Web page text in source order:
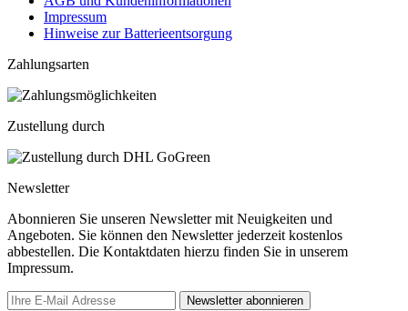
Impressum
Hinweise zur Batterieentsorgung
Zahlungsarten
Zustellung durch
Newsletter
Abonnieren Sie unseren Newsletter mit Neuigkeiten und
Angeboten. Sie können den Newsletter jederzeit kostenlos
abbestellen. Die Kontaktdaten hierzu finden Sie in unserem
Impressum.
Newsletter abonnieren